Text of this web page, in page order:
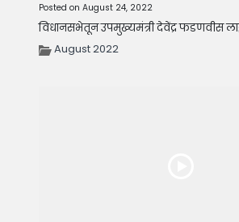
Posted on August 24, 2022
विधानसभेतून उपमुख्यमंत्री देवेंद्र फडणवीस
August 2022